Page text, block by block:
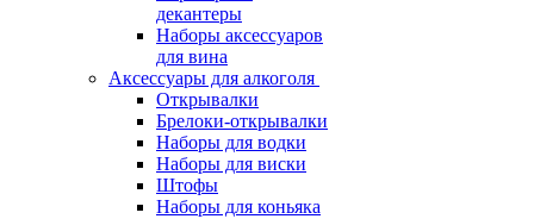
декантеры
Наборы аксессуаров
для вина
Аксессуары для алкоголя
Открывалки
Брелоки-открывалки
Наборы для водки
Наборы для виски
Штофы
Наборы для коньяка